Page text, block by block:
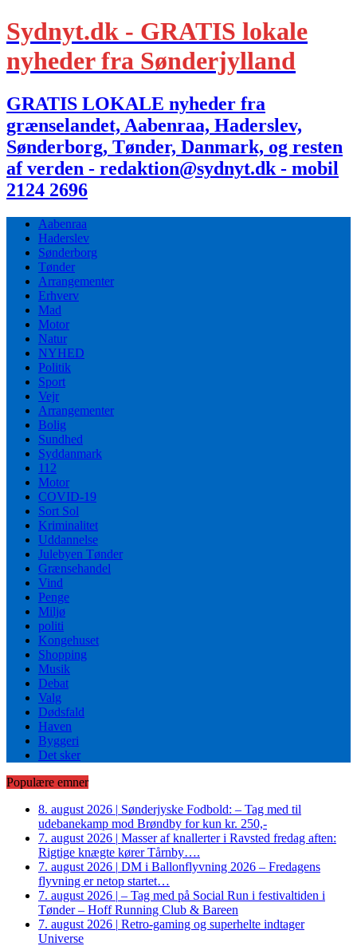
Sydnyt.dk - GRATIS lokale
nyheder fra Sønderjylland
GRATIS LOKALE nyheder fra
grænselandet, Aabenraa, Haderslev,
Sønderborg, Tønder, Danmark, og resten
af verden - redaktion@sydnyt.dk - mobil
2124 2696
Aabenraa
Haderslev
Sønderborg
Tønder
Arrangementer
Erhverv
Mad
Motor
Natur
NYHED
Politik
Sport
Vejr
Arrangementer
Bolig
Sundhed
Syddanmark
112
Motor
COVID-19
Sort Sol
Kriminalitet
Uddannelse
Julebyen Tønder
Grænsehandel
Vind
Penge
Miljø
politi
Kongehuset
Shopping
Musik
Debat
Valg
Dødsfald
Haven
Byggeri
Det sker
Populære emner
8. august 2026 | Sønderjyske Fodbold: – Tag med til
udebanekamp mod Brøndby for kun kr. 250,-
7. august 2026 | Masser af knallerter i Ravsted fredag aften:
Rigtige knægte kører Tårnby….
7. august 2026 | DM i Ballonflyvning 2026 – Fredagens
flyvning er netop startet…
7. august 2026 | – Tag med på Social Run i festivaltiden i
Tønder – Hoff Running Club & Bareen
7. august 2026 | Retro-gaming og superhelte indtager
Universe